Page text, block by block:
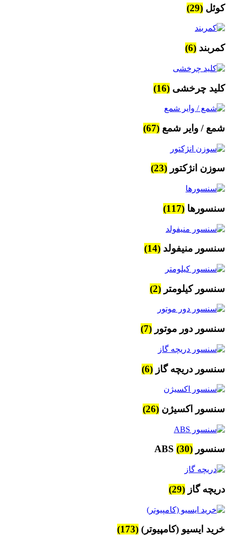
کوئل (29)
کمربند (6)
کلید چرخشی (16)
شمع / وایر شمع (67)
سوزن انژکتور (23)
سنسورها (117)
سنسور منیفولد (14)
سنسور کیلومتر (2)
سنسور دور موتور (7)
سنسور دریچه گاز (6)
سنسور اکسیژن (26)
سنسور ABS (30)
دریچه گاز (29)
خرید ایسیو (کامپیوتر) (173)